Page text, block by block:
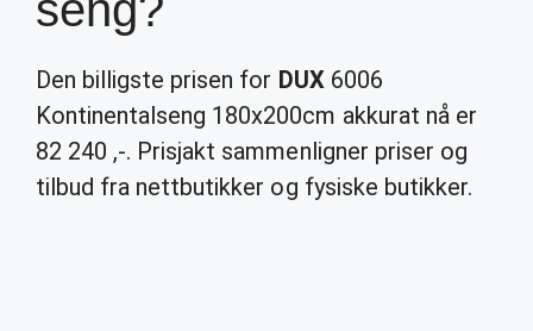
Den billigste prisen for DUX6006
Kontinentalseng 180x200cm akkurat nå er
82 240 ,-. Prisjakt sammenligner priser og
tilbud fra nettbutikker og fysiske butikker.